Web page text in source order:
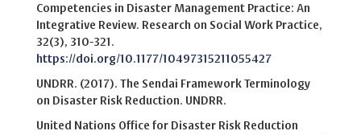
Competencies in Disaster Management Practice: An
Integrative Review. Research on Social Work Practice,
32(3), 310-321.
https://doi.org/10.1177/10497315211055427
UNDRR. (2017). The Sendai Framework Terminology
on Disaster Risk Reduction. UNDRR.
United Nations Office for Disaster Risk Reduction